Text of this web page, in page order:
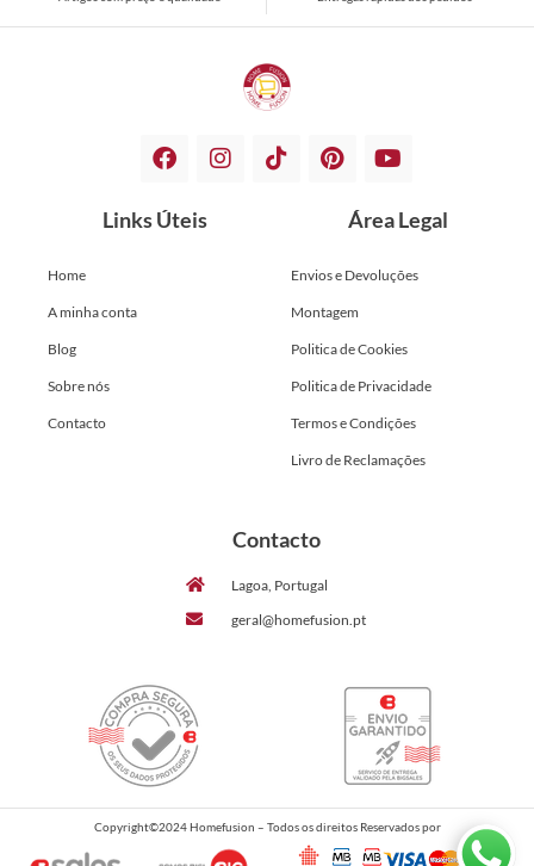
Links Úteis
Home
A minha conta
Blog
Sobre nós
Contacto
Área Legal
Envios e Devoluções
Montagem
Politica de Cookies
Politica de Privacidade
Termos e Condições
Livro de Reclamações
Contacto
Lagoa, Portugal
geral@homefusion.pt
Copyright©2024 Homefusion – Todos os direitos Reservados por